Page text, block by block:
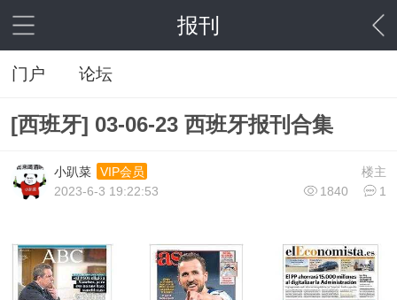
报刊
门户 论坛
[西班牙] 03-06-23 西班牙报刊合集
楼主
小趴菜
VIP会员
1840
1
2023-6-3 19:22:53